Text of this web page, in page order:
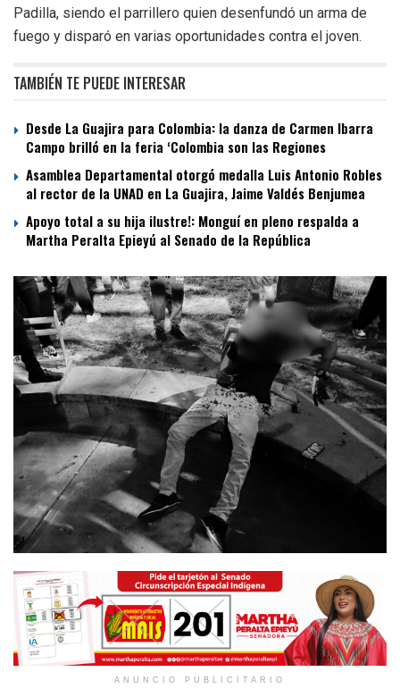
Padilla, siendo el parrillero quien desenfundó un arma de
fuego y disparó en varias oportunidades contra el joven.
TAMBIÉN TE PUEDE INTERESAR
Desde La Guajira para Colombia: la danza de Carmen Ibarra
Campo brilló en la feria ‘Colombia son las Regiones
Asamblea Departamental otorgó medalla Luis Antonio Robles
al rector de la UNAD en La Guajira, Jaime Valdés Benjumea
Apoyo total a su hija ilustre!: Monguí en pleno respalda a
Martha Peralta Epieyú al Senado de la República
ANUNCIO PUBLICITARIO